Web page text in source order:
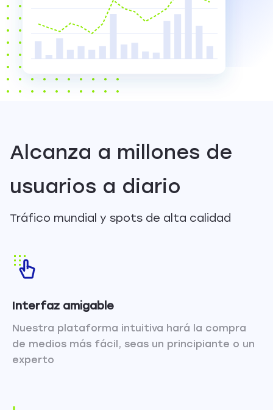
Alcanza a millones de
usuarios a diario
Tráfico mundial y spots de alta calidad
Interfaz amigable
Nuestra plataforma intuitiva hará la compra
de medios más fácil, seas un principiante o un
experto